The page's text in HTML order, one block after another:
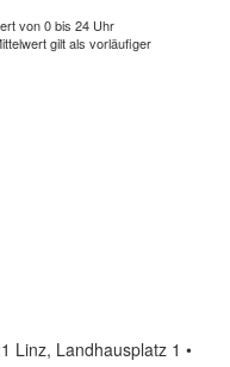
von 0 bis 24 Uhr
gilt als vorläufiger
Linz, Landhausplatz 1 •